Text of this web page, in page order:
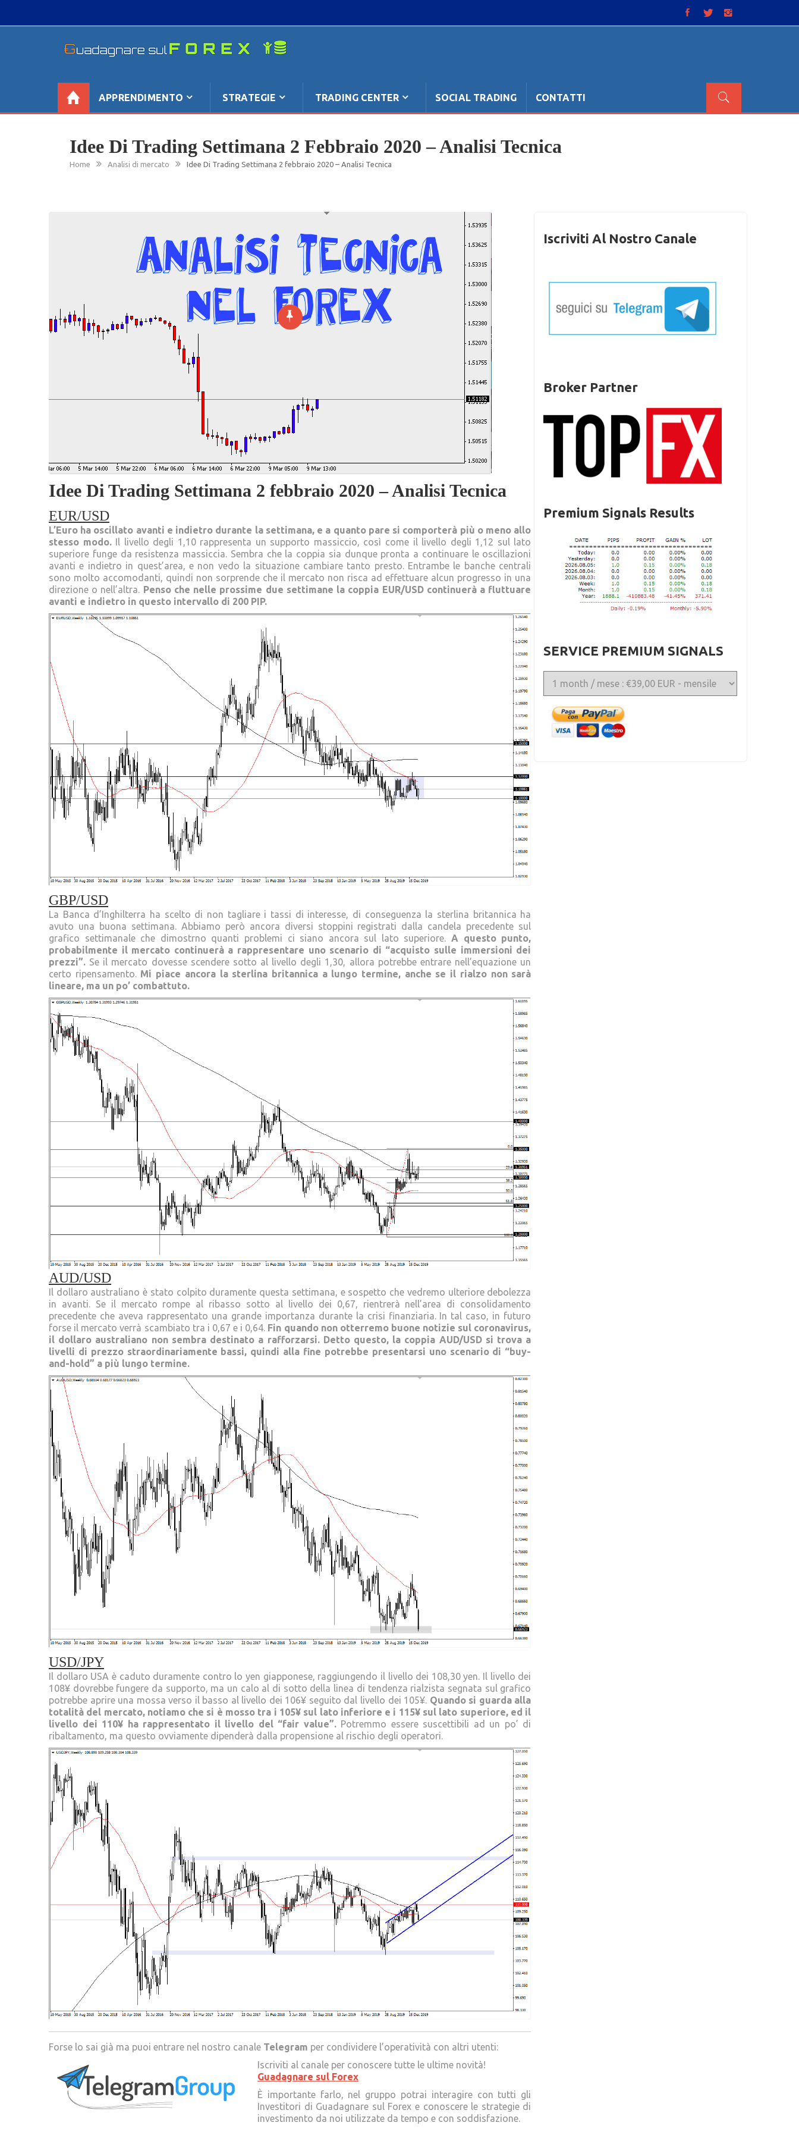
content
se non è sempre buono, ha sempre ragione”.
APPRENDIMENTO
STRATEGIE TRADING CENTER SOCIAL TRADING CONTATTI
Idee Di Trading Settimana 2 Febbraio 2020 – Analisi Tecnica
Home Analisi di mercato Idee Di Trading Settimana 2 febbraio 2020 – Analisi Tecnica
Idee Di Trading Settimana 2 febbraio 2020 – Analisi Tecnica
EUR/USD
L’Euro ha oscillato avanti e indietro durante la settimana, e a quanto pare si comporterà più o meno allo
stesso modo.Il livello degli 1,10 rappresenta un supporto massiccio, così come il livello degli 1,12 sul lato
superiore funge da resistenza massiccia. Sembra che la coppia sia dunque pronta a continuare le oscillazioni
avanti e indietro in quest’area, e non vedo la situazione cambiare tanto presto. Entrambe le banche centrali
sono molto accomodanti, quindi non sorprende che il mercato non risca ad effettuare alcun progresso in una
direzione o nell’altra. Penso che nelle prossime due settimane la coppia EUR/USD continuerà a fluttuare
avanti e indietro in questo intervallo di 200 PIP.
GBP/USD
La Banca d’Inghilterra ha scelto di non tagliare i tassi di interesse, di conseguenza la sterlina britannica ha
avuto una buona settimana. Abbiamo però ancora diversi stoppini registrati dalla candela precedente sul
grafico settimanale che dimostrno quanti problemi ci siano ancora sul lato superiore. A questo punto,
probabilmente il mercato continuerà a rappresentare uno scenario di “acquisto sulle immersioni dei
prezzi”. Se il mercato dovesse scendere sotto al livello degli 1,30, allora potrebbe entrare nell’equazione un
certo ripensamento. Mi piace ancora la sterlina britannica a lungo termine, anche se il rialzo non sarà
lineare, ma un po’ combattuto.
AUD/USD
Il dollaro australiano è stato colpito duramente questa settimana, e sospetto che vedremo ulteriore debolezza
in avanti. Se il mercato rompe al ribasso sotto al livello dei 0,67, rientrerà nell’area di consolidamento
precedente che aveva rappresentato una grande importanza durante la crisi finanziaria. In tal caso, in futuro
forse il mercato verrà scambiato tra i 0,67 e i 0,64. Fin quando non otterremo buone notizie sul coronavirus,
il dollaro australiano non sembra destinato a rafforzarsi. Detto questo, la coppia AUD/USD si trova a
livelli di prezzo straordinariamente bassi, quindi alla fine potrebbe presentarsi uno scenario di “buy-
and-hold” a più lungo termine.
USD/JPY
Il dollaro USA è caduto duramente contro lo yen giapponese, raggiungendo il livello dei 108,30 yen. Il livello dei
108¥ dovrebbe fungere da supporto, ma un calo al di sotto della linea di tendenza rialzista segnata sul grafico
potrebbe aprire una mossa verso il basso al livello dei 106¥ seguito dal livello dei 105¥. Quando si guarda alla
totalità del mercato, notiamo che si è mosso tra i 105¥ sul lato inferiore e i 115¥ sul lato superiore, ed il
livello dei 110¥ ha rappresentato il livello del “fair value”.Potremmo essere suscettibili ad un po’ di
ribaltamento, ma questo ovviamente dipenderà dalla propensione al rischio degli operatori.
Forse lo sai già ma puoi entrare nel nostro canale Telegram per condividere l’operatività con altri utenti:
Iscriviti al canale per conoscere tutte le ultime novità!
Guadagnare sul Forex
È importante farlo, nel gruppo potrai interagire con tutti gli
Investitori di Guadagnare sul Forex e conoscere le strategie di
investimento da noi utilizzate da tempo e con soddisfazione.
Iscriviti Al Nostro Canale
Broker Partner
Premium Signals Results
SERVICE PREMIUM SIGNALS